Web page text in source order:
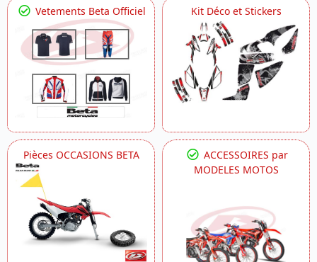
Vetements Beta Officiel Kit Déco et Stickers
Pièces OCCASIONS BETA
ACCESSOIRES par
MODELES MOTOS